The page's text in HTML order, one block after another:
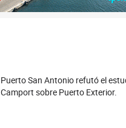
Puerto San Antonio refutó el
Camport sobre Puerto Exterior.